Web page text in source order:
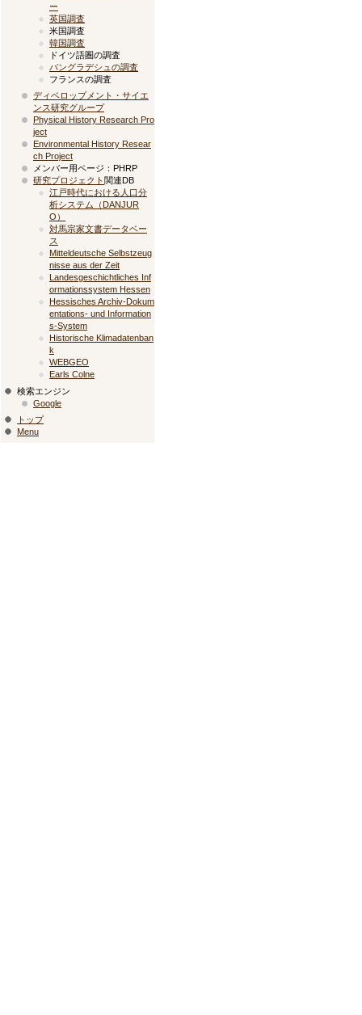
ー
英国調査
米国調査
韓国調査
ドイツ語圏の調査
バングラデシュの調査
フランスの調査
ディベロップメント・サイエ
ンス研究グループ
Physical History Research Pro
ject
Environmental History Resear
ch Project
メンバー用ページ：PHRP
研究プロジェクト関連DB
江戸時代における人口分
析システム（DANJUR
O）
対馬宗家文書データベー
ス
Mitteldeutsche Selbstzeug
nisse aus der Zeit
Landesgeschichtliches Inf
ormationssystem Hessen
Hessisches Archiv-Dokum
entations- und Information
s-System
Historische Klimadatenban
k
WEBGEO
Earls Colne
検索エンジン
Google
トップ
Menu